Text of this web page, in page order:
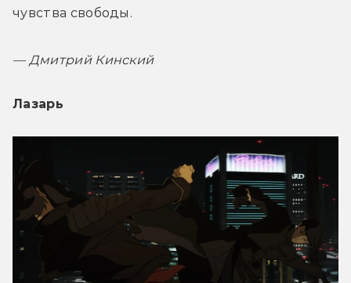
чувства свободы.
— Дмитрий Кинский
Лазарь